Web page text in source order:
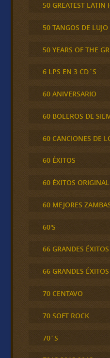
50 GREATEST LATIN
50 TANGOS DE LUJO
50 YEARS OF THE
6 LPS EN 3 CD´S
60 ANIVERSARIO
60 BOLEROS DE
60 CANCIONES DE
60 ÉXITOS
60 ÉXITOS
60 MEJORES
60'S
66 GRANDES
66 GRANDES
70 CENTAVO
70 SOFT ROCK
70´S